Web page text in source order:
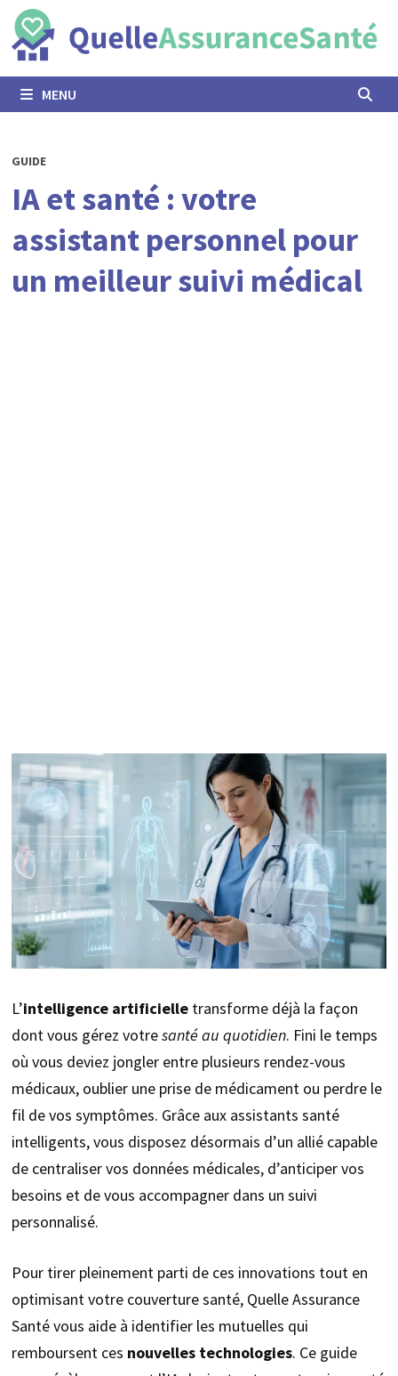
Passer
au
contenu
MENU
GUIDE
IA et santé : votre
assistant personnel pour
un meilleur suivi médical
L’intelligence artificielletransforme déjà la façon
dont vous gérez votresanté au quotidien. Fini le temps
où vous deviez jongler entre plusieurs rendez-vous
médicaux, oublier une prise de médicament ou perdre le
fil de vos symptômes. Grâce aux assistants santé
intelligents, vous disposez désormais d’un allié capable
de centraliser vos données médicales, d’anticiper vos
besoins et de vous accompagner dans un suivi
personnalisé.
Pour tirer pleinement parti de ces innovations tout en
optimisant votre couverture santé, Quelle Assurance
Santé vous aide à identifier les mutuelles qui
remboursent ces nouvelles technologies. Ce guide